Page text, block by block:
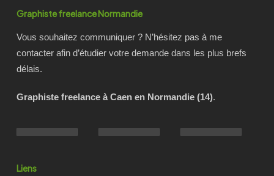
Graphiste freelance Normandie
Vous souhaitez communiquer ? N’hésitez pas à me
contacter afin d’étudier votre demande dans les plus brefs
délais.
Graphiste freelance à Caen en Normandie (14).
Liens